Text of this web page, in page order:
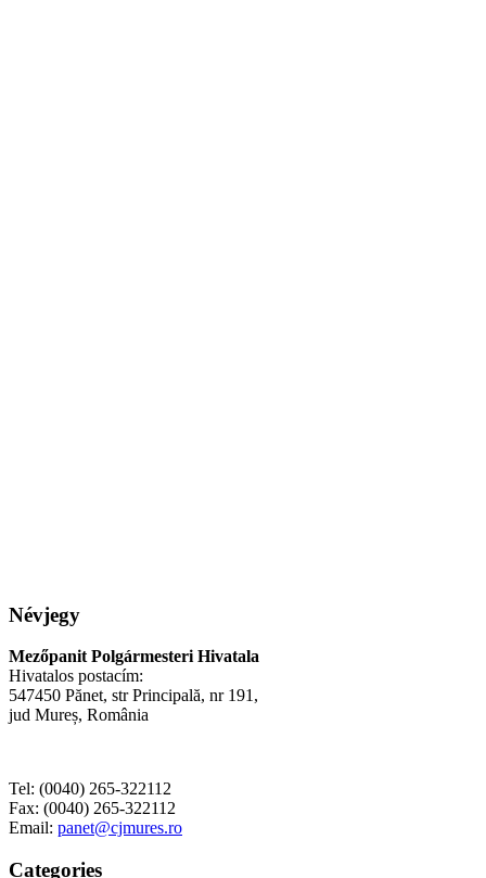
Névjegy
Mezőpanit Polgármesteri Hivatala
Hivatalos postacím:
547450 Pănet, str Principală, nr 191,
jud Mureș, România
Tel: (0040) 265-322112
Fax: (0040) 265-322112
Email: panet@cjmures.ro
Categories